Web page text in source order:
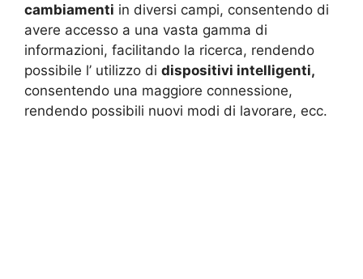
cambiamenti in diversi campi, consentendo di
avere accesso a una vasta gamma di
informazioni, facilitando la ricerca, rendendo
possibile l’ utilizzo di dispositivi intelligenti,
consentendo una maggiore connessione,
rendendo possibili nuovi modi di lavorare, ecc.